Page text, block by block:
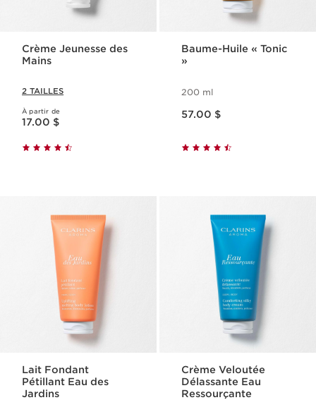
Crème Jeunesse des
Mains
2 TAILLES
À partir de
Nouveau prix 17.00 $
17.00 $
Baume-Huile « Tonic
»
200 ml
57.00 $
Lait Fondant
Pétillant Eau des
Jardins
Crème Veloutée
Délassante Eau
Ressourçante